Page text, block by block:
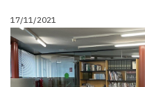
17/11/2021